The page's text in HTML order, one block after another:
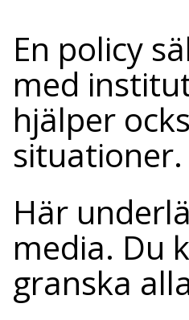
En policy
med
hjälper
situationer.
Här
media. Du
granska